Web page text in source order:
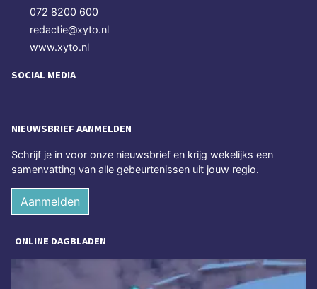
072 8200 600
redactie@xyto.nl
www.xyto.nl
SOCIAL MEDIA
NIEUWSBRIEF AANMELDEN
Schrijf je in voor onze nieuwsbrief en krijg wekelijks een
samenvatting van alle gebeurtenissen uit jouw regio.
Aanmelden
ONLINE DAGBLADEN